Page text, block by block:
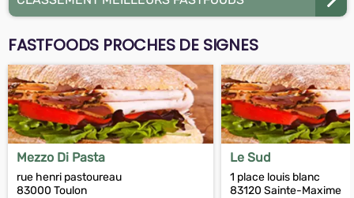
FASTFOODS PROCHES DE SIGNES
Mezzo Di Pasta
rue henri pastoureau
83000 Toulon
Le Sud
1 place louis blanc
83120 Sainte-Maxime